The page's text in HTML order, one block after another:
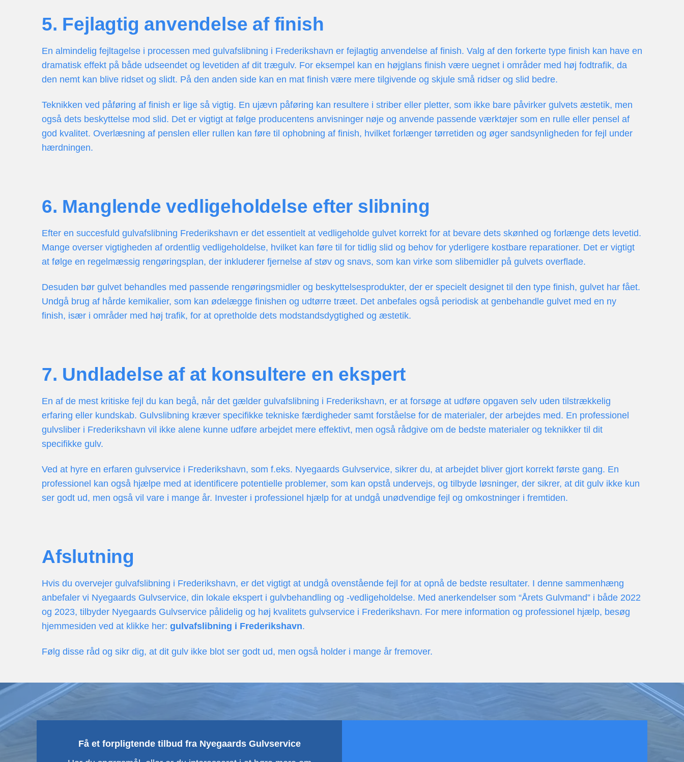
5. Fejlagtig anvendelse af finish
En almindelig fejltagelse i processen med gulvafslibning i Frederikshavn er fejlagtig anvendelse af finish. Valg af den forkerte type finish kan have en
dramatisk effekt på både udseendet og levetiden af dit trægulv. For eksempel kan en højglans finish være uegnet i områder med høj fodtrafik, da
den nemt kan blive ridset og slidt. På den anden side kan en mat finish være mere tilgivende og skjule små ridser og slid bedre.
Teknikken ved påføring af finish er lige så vigtig. En ujævn påføring kan resultere i striber eller pletter, som ikke bare påvirker gulvets æstetik, men
også dets beskyttelse mod slid. Det er vigtigt at følge producentens anvisninger nøje og anvende passende værktøjer som en rulle eller pensel af
god kvalitet. Overlæsning af penslen eller rullen kan føre til ophobning af finish, hvilket forlænger tørretiden og øger sandsynligheden for fejl under
hærdningen.
6. Manglende vedligeholdelse efter slibning
Efter en succesfuld gulvafslibning Frederikshavn er det essentielt at vedligeholde gulvet korrekt for at bevare dets skønhed og forlænge dets levetid.
Mange overser vigtigheden af ordentlig vedligeholdelse, hvilket kan føre til for tidlig slid og behov for yderligere kostbare reparationer. Det er vigtigt
at følge en regelmæssig rengøringsplan, der inkluderer fjernelse af støv og snavs, som kan virke som slibemidler på gulvets overflade.
Desuden bør gulvet behandles med passende rengøringsmidler og beskyttelsesprodukter, der er specielt designet til den type finish, gulvet har fået.
Undgå brug af hårde kemikalier, som kan ødelægge finishen og udtørre træet. Det anbefales også periodisk at genbehandle gulvet med en ny
finish, især i områder med høj trafik, for at opretholde dets modstandsdygtighed og æstetik.
7. Undladelse af at konsultere en ekspert
En af de mest kritiske fejl du kan begå, når det gælder gulvafslibning i Frederikshavn, er at forsøge at udføre opgaven selv uden tilstrækkelig
erfaring eller kundskab. Gulvslibning kræver specifikke tekniske færdigheder samt forståelse for de materialer, der arbejdes med. En professionel
gulvsliber i Frederikshavn vil ikke alene kunne udføre arbejdet mere effektivt, men også rådgive om de bedste materialer og teknikker til dit
specifikke gulv.
Ved at hyre en erfaren gulvservice i Frederikshavn, som f.eks. Nyegaards Gulvservice, sikrer du, at arbejdet bliver gjort korrekt første gang. En
professionel kan også hjælpe med at identificere potentielle problemer, som kan opstå undervejs, og tilbyde løsninger, der sikrer, at dit gulv ikke kun
ser godt ud, men også vil vare i mange år. Invester i professionel hjælp for at undgå unødvendige fejl og omkostninger i fremtiden.
Afslutning
Hvis du overvejer gulvafslibning i Frederikshavn, er det vigtigt at undgå ovenstående fejl for at opnå de bedste resultater. I denne sammenhæng
anbefaler vi Nyegaards Gulvservice, din lokale ekspert i gulvbehandling og -vedligeholdelse. Med anerkendelser som “Årets Gulvmand” i både 2022
og 2023, tilbyder Nyegaards Gulvservice pålidelig og høj kvalitets gulvservice i Frederikshavn. For mere information og professionel hjælp, besøg
hjemmesiden ved at klikke her: gulvafslibning i Frederikshavn.
Følg disse råd og sikr dig, at dit gulv ikke blot ser godt ud, men også holder i mange år fremover.
Få et forpligtende tilbud fra Nyegaards Gulvservice